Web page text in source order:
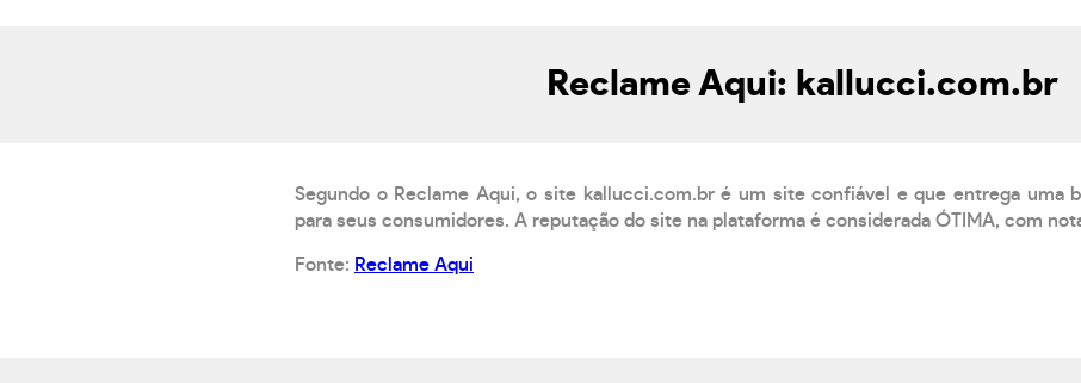
Reclame Aqui: kallucci.com.br
Segundo o Reclame Aqui, o site kallucci.com.br é um site confiável e que entrega uma
para seus consumidores. A reputação do site na plataforma é considerada ÓTIMA, com
Fonte: Reclame Aqui